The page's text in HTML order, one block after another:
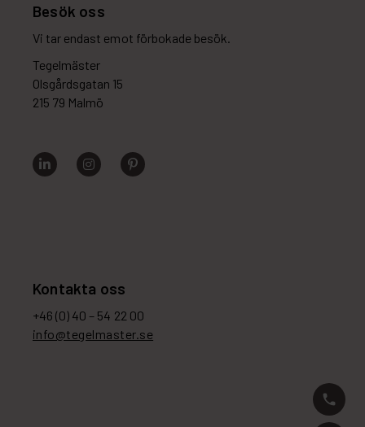
Kontakta oss
+46 (0) 40 – 54 22 00
info@tegelmaster.se
Besök oss
Vi tar endast emot förbokade besök.
Tegelmäster
Olsgårdsgatan 15
215 79 Malmö
phone